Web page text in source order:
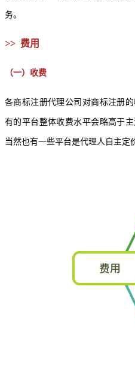
务。
>> 费用
（一）收费
各商标注册代理公司 对商标注册
有的平台整体收费水平会略高于
当然也有一些平台是代理人自主定